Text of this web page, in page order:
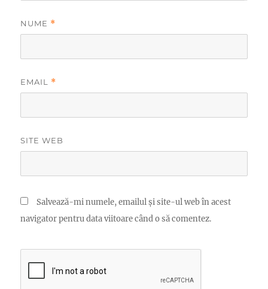
NUME *
EMAIL *
SITE WEB
Salvează-mi numele, emailul și site-ul web în acest
navigator pentru data viitoare când o să comentez.